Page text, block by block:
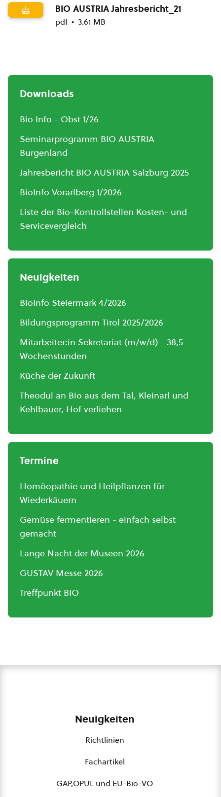
BIO AUSTRIA Jahresbericht_21
pdf 3.61 MB
Downloads
Bio Info - Obst 1/26
Seminarprogramm BIO AUSTRIA
Burgenland
Jahresbericht BIO AUSTRIA Salzburg 2025
BioInfo Vorarlberg 1/2026
Liste der Bio-Kontrollstellen Kosten- und
Servicevergleich
Neuigkeiten
BioInfo Steiermark 4/2026
Bildungsprogramm Tirol 2025/2026
Mitarbeiter:in Sekretariat (m/w/d) - 38,5
Wochenstunden
Küche der Zukunft
Theodul an Bio aus dem Tal, Kleinarl und
Kehlbauer, Hof verliehen
Termine
Homöopathie und Heilpflanzen für
Wiederkäuern
Gemüse fermentieren - einfach selbst
gemacht
Lange Nacht der Museen 2026
GUSTAV Messe 2026
Treffpunkt BIO
Neuigkeiten
Richtlinien
Fachartikel
GAP,ÖPUL und EU-Bio-VO